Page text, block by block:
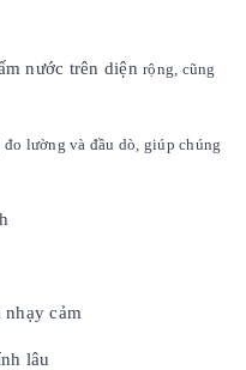
nước trên diện rộng, cũng
lường và đầu dò, giúp chúng
cảm
lâu